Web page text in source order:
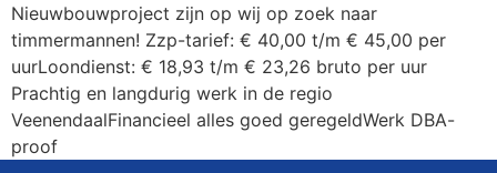
Nieuwbouwproject zijn op wij op zoek naar
timmermannen! Zzp-tarief: € 40,00 t/m € 45,00 per
uurLoondienst: € 18,93 t/m € 23,26 bruto per uur
Prachtig en langdurig werk in de regio
VeenendaalFinancieel alles goed geregeldWerk DBA-
proof